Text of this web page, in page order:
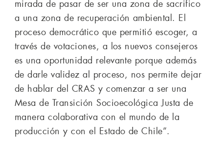
mirada de pasar de ser una zona de sacrifico
a una zona de recuperación ambiental. El
proceso democrático que permitió escoger, a
través de votaciones, a los nuevos consejeros
es una oportunidad relevante porque además
de darle validez al proceso, nos permite dejar
de hablar del CRAS y comenzar a ser una
Mesa de Transición Socioecológica Justa de
manera colaborativa con el mundo de la
producción y con el Estado de Chile”.